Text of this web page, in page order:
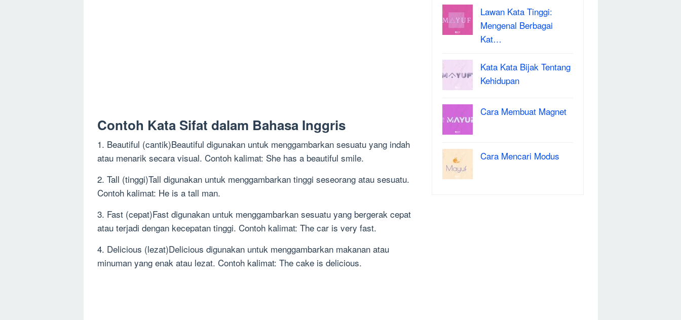
Contoh Kata Sifat dalam Bahasa Inggris
1. Beautiful (cantik)Beautiful digunakan untuk menggambarkan sesuatu yang indah
atau menarik secara visual. Contoh kalimat: She has a beautiful smile.
2. Tall (tinggi)Tall digunakan untuk menggambarkan tinggi seseorang atau sesuatu.
Contoh kalimat: He is a tall man.
3. Fast (cepat)Fast digunakan untuk menggambarkan sesuatu yang bergerak cepat
atau terjadi dengan kecepatan tinggi. Contoh kalimat: The car is very fast.
4. Delicious (lezat)Delicious digunakan untuk menggambarkan makanan atau
minuman yang enak atau lezat. Contoh kalimat: The cake is delicious.
Lawan Kata Tinggi:
Mengenal Berbagai
Kat…
Kata Kata Bijak Tentang
Kehidupan
Cara Membuat Magnet
Cara Mencari Modus